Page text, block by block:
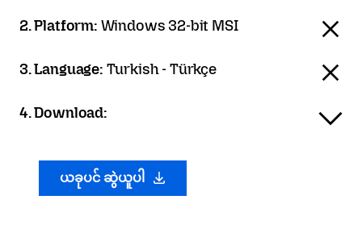
2. Platform: Windows 32-bit MSI
3. Language: Turkish - Türkçe
4. Download:
ယခုပင် ဆွဲယူပါ